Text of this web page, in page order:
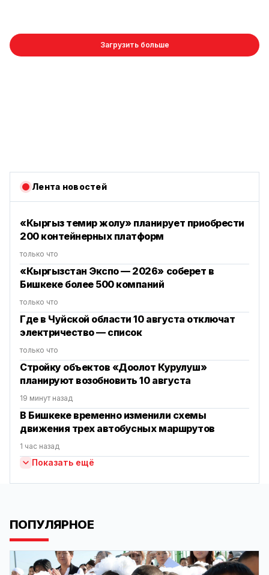
Загрузить больше
Лента новостей
«Кыргыз темир жолу» планирует приобрести
200 контейнерных платформ
только что
«Кыргызстан Экспо — 2026» соберет в
Бишкеке более 500 компаний
только что
Где в Чуйской области 10 августа отключат
электричество — список
только что
Стройку объектов «Доолот Курулуш»
планируют возобновить 10 августа
19 минут назад
В Бишкеке временно изменили схемы
движения трех автобусных маршрутов
1 час назад
Показать ещё
ПОПУЛЯРНОЕ